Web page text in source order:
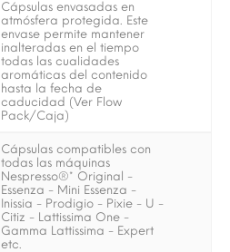
Cápsulas envasadas en
atmósfera protegida. Este
envase permite mantener
inalteradas en el tiempo
todas las cualidades
aromáticas del contenido
hasta la fecha de
caducidad (Ver Flow
Pack/Caja)
Cápsulas compatibles con
todas las máquinas
Nespresso®* Original -
Essenza - Mini Essenza -
Inissia - Prodigio - Pixie - U -
Citiz - Lattissima One -
Gamma Lattissima - Expert
etc.